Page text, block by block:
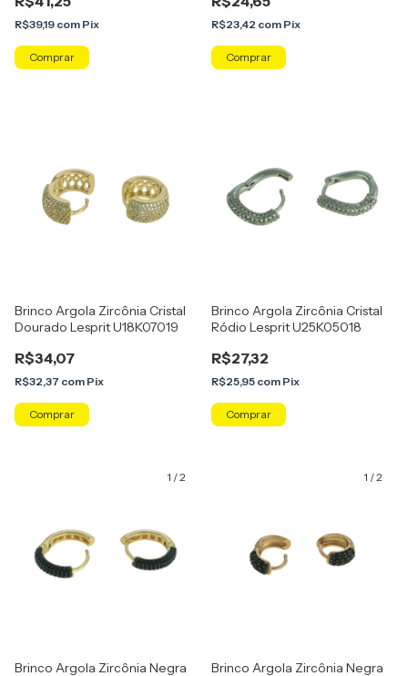
R$39,19 com Pix
Comprar
R$23,42 com Pix
Brinco Argola Zircônia Cristal
Dourado Lesprit U18K07019
R$34,07
R$32,37 com Pix
Brinco Argola Zircônia Cristal
Ródio Lesprit U25K05018
R$27,32
R$25,95 com Pix
1 /2
Brinco Argola Zircônia Negra
1 /2
Brinco Argola Zircônia Negra